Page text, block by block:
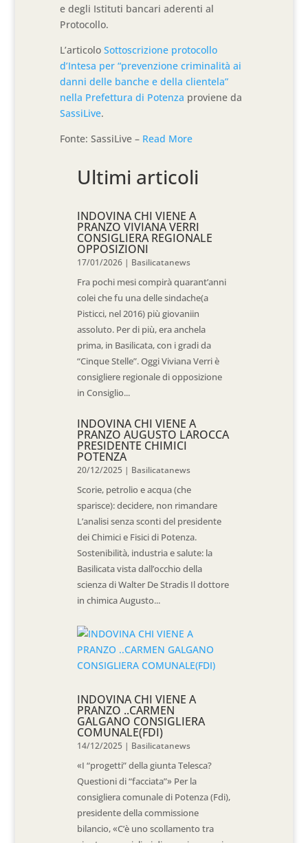
e degli Istituti bancari aderenti al
Protocollo.
L’articoloSottoscrizione protocollo
d’Intesa per “prevenzione criminalità ai
danni delle banche e della clientela”
nella Prefettura di Potenza proviene da
SassiLive.
Fonte: SassiLive – Read More
Ultimi articoli
INDOVINA CHI VIENE A
PRANZO VIVIANA VERRI
CONSIGLIERA REGIONALE
OPPOSIZIONI
17/01/2026 | Basilicatanews
Fra pochi mesi compirà quarant’anni
colei che fu una delle sindache(a
Pisticci, nel 2016) più giovaniin
assoluto. Per di più, era anchela
prima, in Basilicata, con i gradi da
“Cinque Stelle”. Oggi Viviana Verri è
consigliere regionale di opposizione
in Consiglio...
INDOVINA CHI VIENE A
PRANZO AUGUSTO LAROCCA
PRESIDENTE CHIMICI
POTENZA
20/12/2025 | Basilicatanews
Scorie, petrolio e acqua (che
sparisce): decidere, non rimandare
L’analisi senza sconti del presidente
dei Chimici e Fisici di Potenza.
Sostenibilità, industria e salute: la
Basilicata vista dall’occhio della
scienza di Walter De Stradis Il dottore
in chimica Augusto...
INDOVINA CHI VIENE A
PRANZO ..CARMEN
GALGANO CONSIGLIERA
COMUNALE(FDI)
14/12/2025 | Basilicatanews
«I “progetti” della giunta Telesca?
Questioni di “facciata”» Per la
consigliera comunale di Potenza (Fdi),
presidente della commissione
bilancio, «C’è uno scollamento tra